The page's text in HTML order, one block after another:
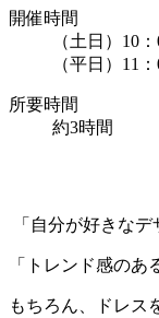
開催時間
（土日）10
（平日）11
所要時間
約3時間
「自分が好きなデ
「トレンド感のあ
もちろん、ドレス